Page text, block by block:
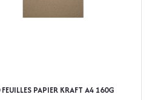
PAPIER KRAFT A4 160G